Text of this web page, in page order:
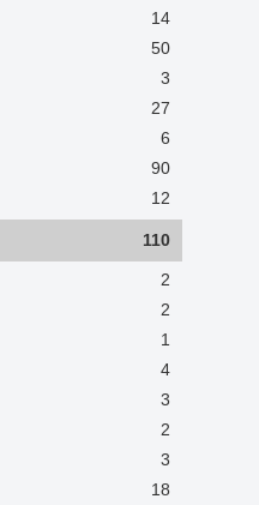
14
50
3
27
6
90
12
110
2
2
1
4
3
2
3
18